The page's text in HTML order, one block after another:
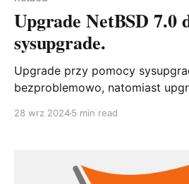
Upgrade NetBSD 7.0
sysupgrade.
Upgrade przy pomocy
bezproblemowo, natomiast
28 wrz 20245 min read